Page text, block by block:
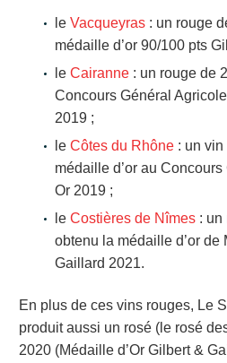
le Vacqueyras : un rouge
médaille d’or 90/100 pts
le Cairanne : un rouge de
Concours Général
2019 ;
le Côtes du Rhône : un
médaille d’or au
Or 2019 ;
le Costières de Nîmes : un
obtenu la médaille d’or de
Gaillard 2021.
En plus de ces vins rouges, Le
produit aussi un rosé (le rosé
2020 (Médaille d’Or Gilbert &